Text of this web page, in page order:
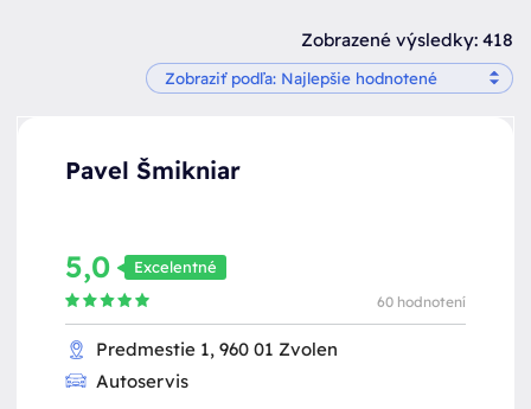
Zobrazené výsledky: 418
Pavel Šmikniar
5,0 Excelentné
60 hodnotení
Predmestie 1, 960 01 Zvolen
Autoservis